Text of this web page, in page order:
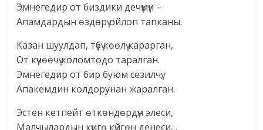
Эмнегедир от биздики дечүмүн –
Апамдардын өздөрү ойлоп тапканы.
Казан шуулдап, түбү көөлү карарган,
От күчөөчү коломтодо таралган.
Эмнегедир от бир буюм сезилчү,
Апакемдин колдорунан жаралган.
Эстен кетпейт өткөндөрдүн элеси,
Малчылардын күнгө күйгөн денеси…